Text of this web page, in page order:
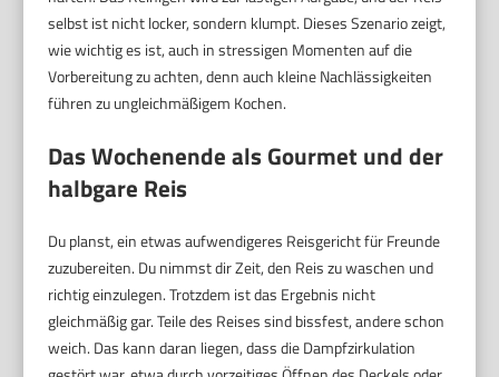
selbst ist nicht locker, sondern klumpt. Dieses Szenario zeigt,
wie wichtig es ist, auch in stressigen Momenten auf die
Vorbereitung zu achten, denn auch kleine Nachlässigkeiten
führen zu ungleichmäßigem Kochen.
Das Wochenende als Gourmet und der
halbgare Reis
Du planst, ein etwas aufwendigeres Reisgericht für Freunde
zuzubereiten. Du nimmst dir Zeit, den Reis zu waschen und
richtig einzulegen. Trotzdem ist das Ergebnis nicht
gleichmäßig gar. Teile des Reises sind bissfest, andere schon
weich. Das kann daran liegen, dass die Dampfzirkulation